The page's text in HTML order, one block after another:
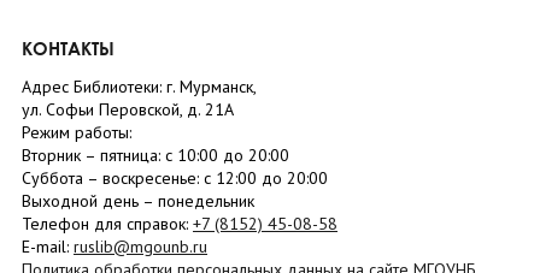
КОНТАКТЫ
Адрес Библиотеки: г. Мурманск,
ул. Софьи Перовской, д. 21А
Режим работы:
Вторник – пятница: с 10:00 до 20:00
Суббота – воскресенье: c 12:00 до 20:00
Выходной день – понедельник
Телефон для справок: +7 (8152) 45-08-58
E-mail: ruslib@mgounb.ru